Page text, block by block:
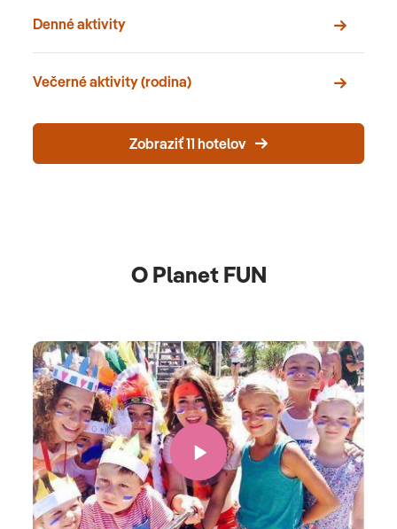
Denné aktivity
Večerné aktivity (rodina)
Zobraziť 11 hotelov
O Planet FUN